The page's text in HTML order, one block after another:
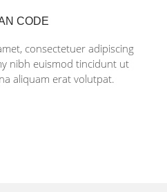
CODE
consectetuer adipiscing
nibh euismod tincidunt ut
aliquam erat volutpat.